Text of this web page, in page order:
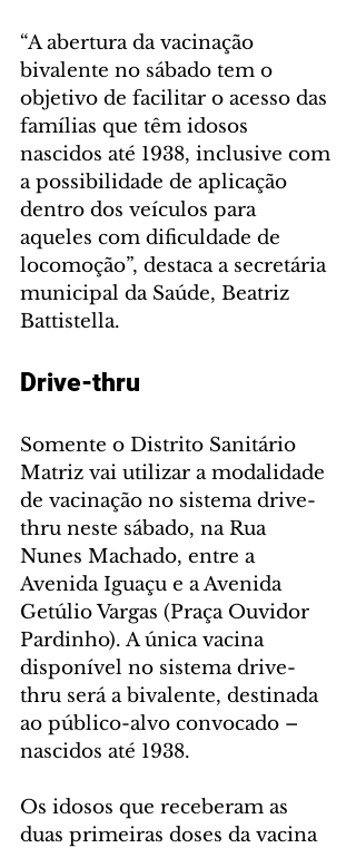
“A abertura da vacinação
bivalente no sábado tem o
objetivo de facilitar o acesso das
famílias que têm idosos
nascidos até 1938, inclusive com
a possibilidade de aplicação
dentro dos veículos para
aqueles com dificuldade de
locomoção”, destaca a secretária
municipal da Saúde, Beatriz
Battistella.
Drive-thru
Somente o Distrito Sanitário
Matriz vai utilizar a modalidade
de vacinação no sistema drive-
thru neste sábado, na Rua
Nunes Machado, entre a
Avenida Iguaçu e a Avenida
Getúlio Vargas (Praça Ouvidor
Pardinho). A única vacina
disponível no sistema drive-
thru será a bivalente, destinada
ao público-alvo convocado –
nascidos até 1938.
Os idosos que receberam as
duas primeiras doses da vacina